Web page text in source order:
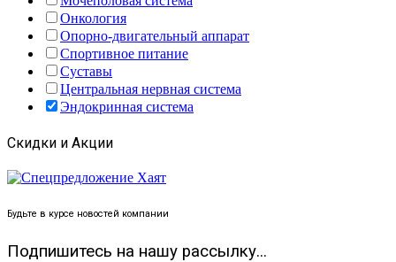
Онкология
Опорно-двигательный аппарат
Спортивное питание
Суставы
Центральная нервная система
Эндокринная система
Скидки и Акции
Будьте в курсе новостей компании
Подпишитесь на нашу рассылку...